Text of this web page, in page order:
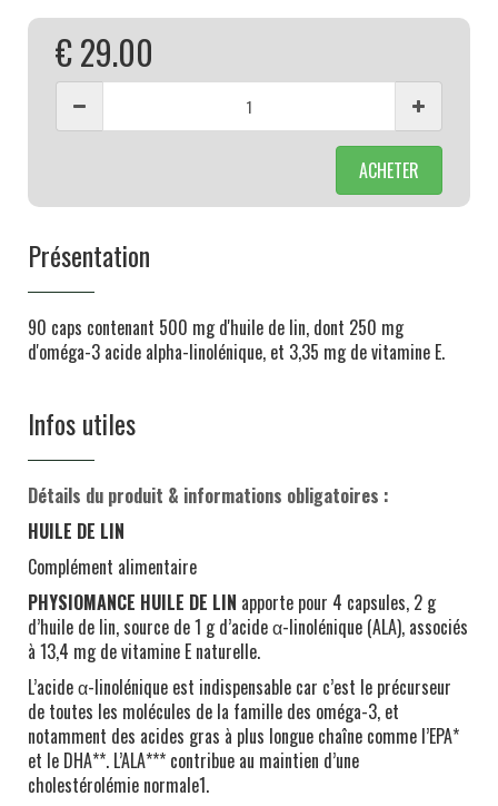
€ 29.00
ACHETER
Présentation
90 caps contenant 500 mg d'huile de lin, dont 250 mg
d'oméga-3 acide alpha-linolénique, et 3,35 mg de vitamine E.
Infos utiles
Détails du produit & informations obligatoires :
HUILE DE LIN
Complément alimentaire
PHYSIOMANCE HUILE DE LIN apporte pour 4 capsules, 2 g
d’huile de lin, source de 1 g d’acide α-linolénique (ALA), associés
à 13,4 mg de vitamine E naturelle.
L’acide α-linolénique est indispensable car c’est le précurseur
de toutes les molécules de la famille des oméga-3, et
notamment des acides gras à plus longue chaîne comme l’EPA*
et le DHA**. L’ALA*** contribue au maintien d’une
cholestérolémie normale1.